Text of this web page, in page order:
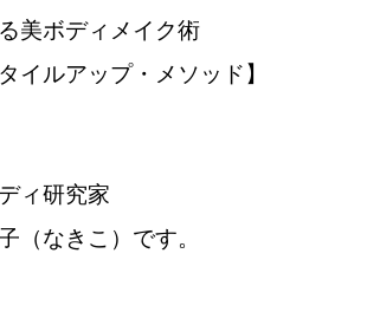
美ボディメイク術
イルアップ・メソッド】
ィ研究家
（なきこ）です。